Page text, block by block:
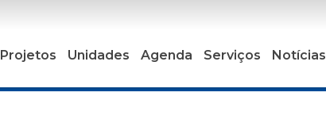
Projetos Unidades Agenda Serviços Notícias